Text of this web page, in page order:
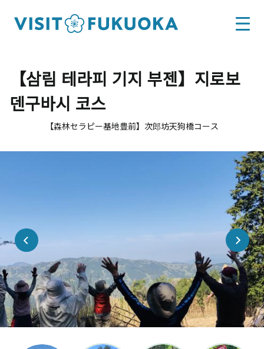
【삼림 테라피 기지 부젠】지로보
덴구바시 코스
【森林セラピー基地豊前】次郎坊天狗橋コース